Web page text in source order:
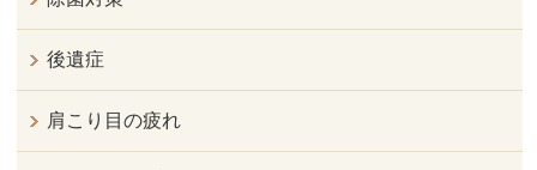
後遺症
肩こり目の疲れ